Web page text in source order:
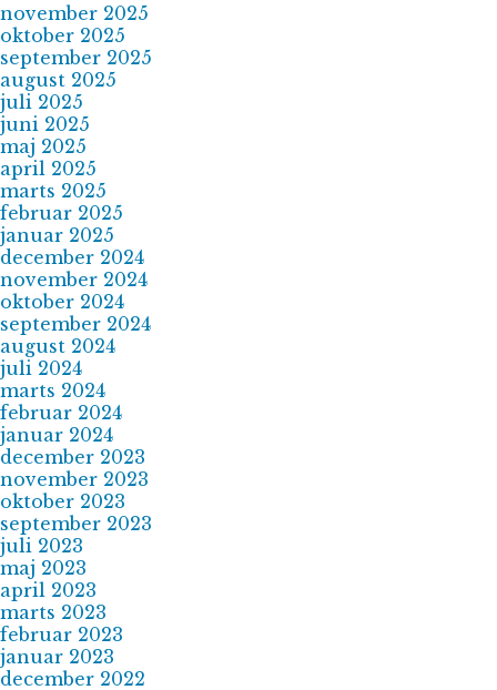
november 2025
oktober 2025
september 2025
august 2025
juli 2025
juni 2025
maj 2025
april 2025
marts 2025
februar 2025
januar 2025
december 2024
november 2024
oktober 2024
september 2024
august 2024
juli 2024
marts 2024
februar 2024
januar 2024
december 2023
november 2023
oktober 2023
september 2023
juli 2023
maj 2023
april 2023
marts 2023
februar 2023
januar 2023
december 2022